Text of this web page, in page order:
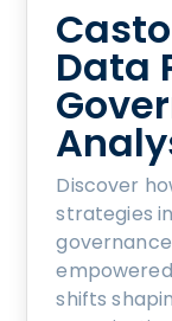
Data
Discover
strategies
shifts